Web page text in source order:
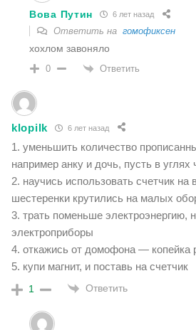
Вова Путин 6 лет назад
Ответить на гомофиксен
хохлом завоняло
0 Ответить
klopilk 6 лет назад
1. уменьшить количество
например анку и дочь, пусть в углях
2. научись использовать счетчик на
шестеренки крутились на малых
3. трать поменьше электроэнергию,
электроприборы
4. откажись от домофона — копейка
5. купи магнит, и поставь на счетчик
1 Ответить